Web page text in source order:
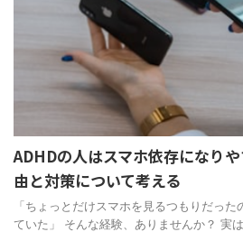
ADHDの人はスマホ依存になり
由と対策について考える
「ちょっとだけスマホを見るつもりだっ
ていた」 そんな経験、ありませんか？ 実